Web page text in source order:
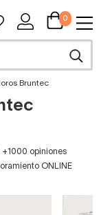
0
Bruntec
+1000 opiniones
ONLINE